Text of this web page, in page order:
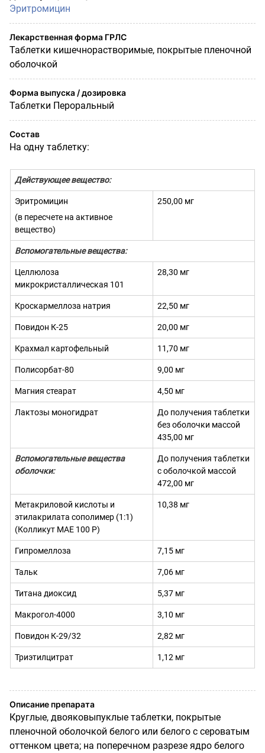
Эритромицин
Лекарственная форма ГРЛС
Таблетки кишечнорастворимые, покрытые пленочной
оболочкой
Форма выпуска / дозировка
Таблетки Пероральный
Состав
На одну таблетку:
Действующее вещество:
Эритромицин
(в пересчете на активное
вещество)
250,00 мг
Вспомогательные вещества:
Целлюлоза
микрокристаллическая 101
28,30 мг
Кроскармеллоза натрия 22,50 мг
Повидон К-25 20,00 мг
Крахмал картофельный 11,70 мг
Полисорбат-80 9,00 мг
Магния стеарат 4,50 мг
Лактозы моногидрат
До получения таблетки
без оболочки массой
435,00 мг
Вспомогательные вещества
оболочки:
До получения таблетки
с оболочкой массой
472,00 мг
Метакриловой кислоты и
этилакрилата сополимер (1:1)
(Колликут МАЕ 100 Р)
10,38 мг
Гипромеллоза 7,15 мг
Тальк 7,06 мг
Титана диоксид 5,37 мг
Макрогол-4000 3,10 мг
Повидон К-29/32 2,82 мг
Триэтилцитрат 1,12 мг
Описание препарата
Круглые, двояковыпуклые таблетки, покрытые
пленочной оболочкой белого или белого с сероватым
оттенком цвета; на поперечном разрезе ядро белого